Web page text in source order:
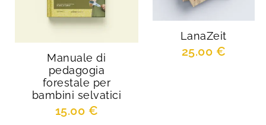
Manuale di
pedagogia
forestale per
bambini selvatici
15.00 €
LanaZeit
25.00 €